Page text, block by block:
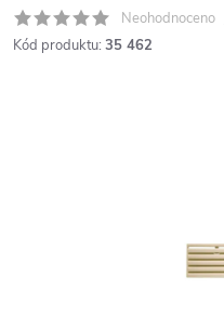
Neohodnoceno
Kód produktu: 35 462